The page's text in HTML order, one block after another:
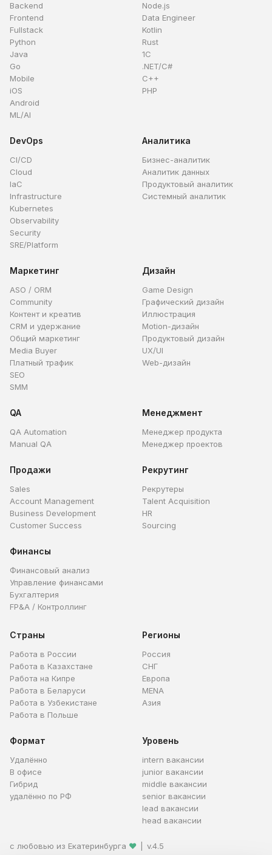
Backend
Frontend
Fullstack
Python
Java
Go
Mobile
iOS
Android
ML/AI
Node.js
Data Engineer
Kotlin
Rust
1C
.NET/C#
C++
PHP
DevOps
CI/CD
Cloud
IaC
Infrastructure
Kubernetes
Observability
Security
SRE/Platform
Аналитика
Бизнес-аналитик
Аналитик данных
Продуктовый аналитик
Системный аналитик
Маркетинг
ASO / ORM
Community
Контент и креатив
CRM и удержание
Общий маркетинг
Media Buyer
Платный трафик
SEO
SMM
Дизайн
Game Design
Графический дизайн
Иллюстрация
Motion-дизайн
Продуктовый дизайн
UX/UI
Web-дизайн
QA
QA Automation
Manual QA
Менеджмент
Менеджер продукта
Менеджер проектов
Продажи
Sales
Account Management
Business Development
Customer Success
Рекрутинг
Рекрутеры
Talent Acquisition
HR
Sourcing
Финансы
Финансовый анализ
Управление финансами
Бухгалтерия
FP&A / Контроллинг
Страны
Работа в России
Работа в Казахстане
Работа на Кипре
Работа в Беларуси
Работа в Узбекистане
Работа в Польше
Регионы
Россия
СНГ
Европа
MENA
Азия
Формат
Удалённо
В офисе
Гибрид
удалённо по РФ
Уровень
intern вакансии
junior вакансии
middle вакансии
senior вакансии
lead вакансии
head вакансии
с любовью из Екатеринбурга ❤ v.4.5